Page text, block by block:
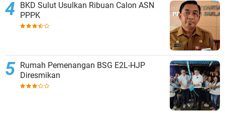
BKD Sulut Usulkan Ribuan Calon ASN
PPPK
Rumah Pemenangan BSG E2L-HJP
Diresmikan